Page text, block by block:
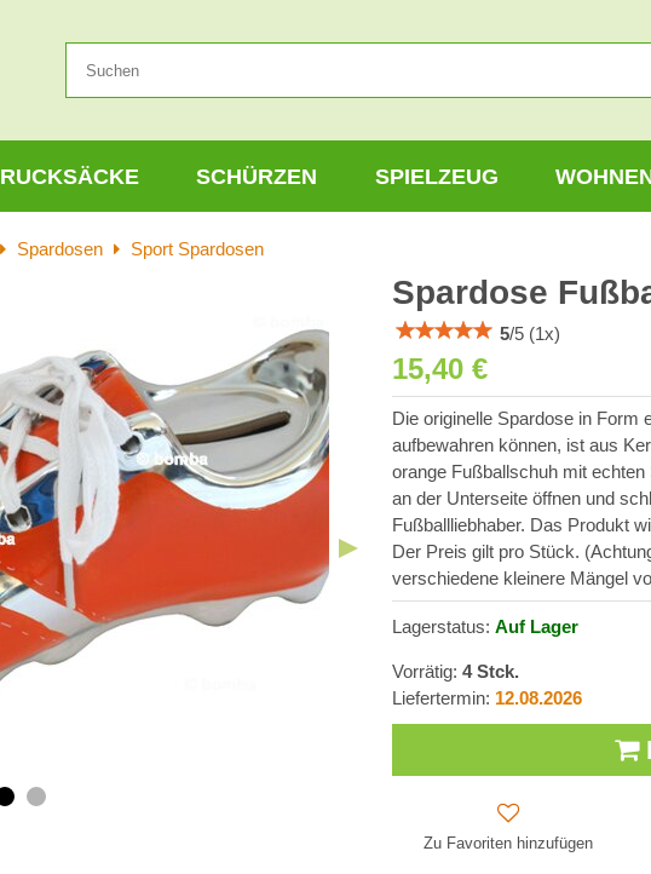
RUCKSÄCKE SCHÜRZEN SPIELZEUG
Spardosen Sport Spardosen
Spardose
5/5 (1 x)
15,40 €
Die originelle Spardose in Form
aufbewahren können, ist aus
orange Fußballschuh mit
an der Unterseite öffnen und
Fußballliebhaber. Das Produkt
Der Preis gilt pro Stück.
verschiedene kleinere Mängel
Lagerstatus: Auf Lager
Vorrätig: 4Stck.
Liefertermin: 12.08.2026
Zu Favoriten hinzufügen